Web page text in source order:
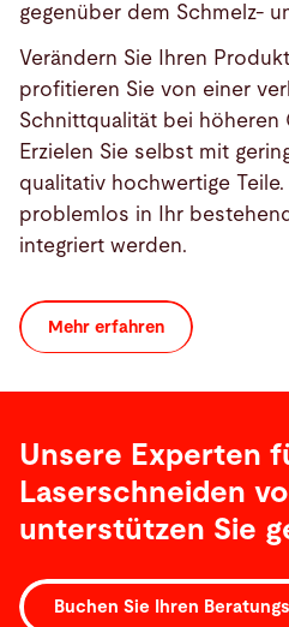
gegenüber dem Schmelz-
Verändern Sie Ihren
profitieren Sie von einer
Schnittqualität bei höheren
Erzielen Sie selbst mit
qualitativ hochwertige
problemlos in Ihr
integriert werden.
Mehr erfahren
Unsere Experten
Laserschneiden
unterstützen Sie
Buchen Sie Ihren